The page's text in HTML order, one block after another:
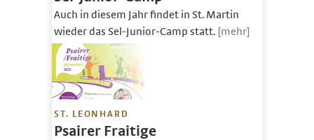
Auch in diesem Jahr findet in St. Martin
wieder das Sel-Junior-Camp statt. [mehr]
ST. LEONHARD
Psairer Fraitige